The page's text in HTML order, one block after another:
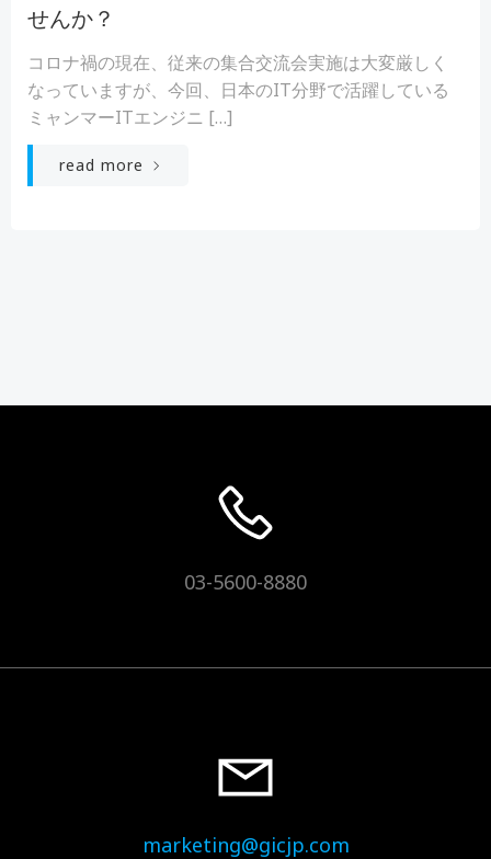
せんか？
コロナ禍の現在、従来の集合交流会実施は大変厳しく
なっていますが、今回、日本のIT分野で活躍している
ミャンマーITエンジニ […]
read more
03-5600-8880
marketing@gicjp.com